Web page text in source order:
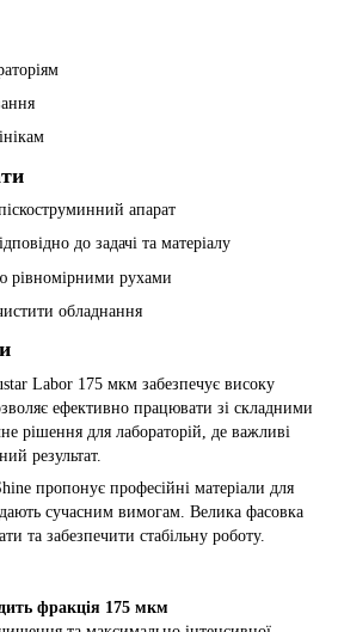
апарат
до задачі та матеріалу
рівномірними рухами
обладнання
Labor 175 мкм забезпечує високу
ефективно працювати зі складними
рішення для лабораторій, де важливі
результат.
пропонує професійні матеріали для
сучасним вимогам. Велика фасовка
та забезпечити стабільну роботу.
фракція 175 мкм